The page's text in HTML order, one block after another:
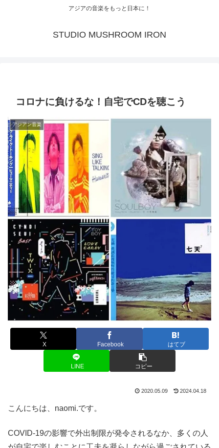
アジアの音楽をもっと日本に！
STUDIO MUSHROOM IRON
コロナに負けるな！自宅でCDを聴こう
アジアン音楽
X Facebook はてブ
LINE コピー
2020.05.09 2024.04.18
こんにちは、naomi.です。
COVID-19の影響で外出制限が発令されるなか、多くの人